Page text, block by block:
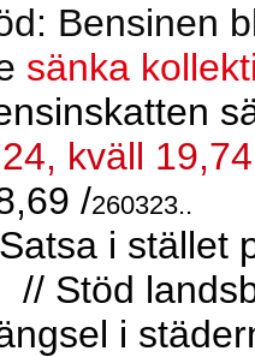
Bensinen
sänka
kväll 19,74
/260323..
i stället
// Stöd
i